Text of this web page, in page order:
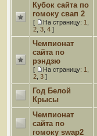
Кубок сайта по
гомоку свап 2
[ На страницу: 1
2 3 4 ]
Чемпионат
сайта по
рэндзю
[ На страницу: 1
2 3 ]
Год Белой
Крысы
Чемпионат
сайта по
гомоку swap2